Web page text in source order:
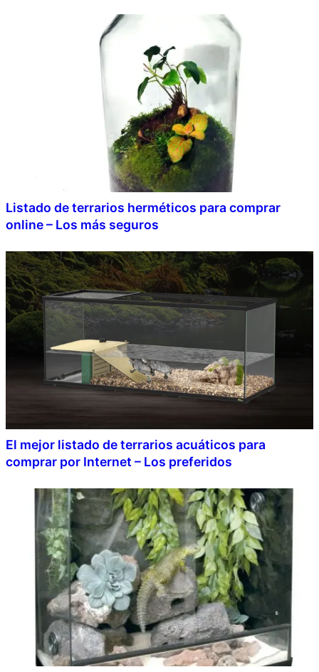
Listado de terrarios herméticos para comprar
online – Los más seguros
El mejor listado de terrarios acuáticos para
comprar por Internet – Los preferidos